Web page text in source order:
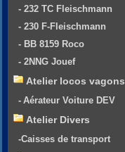
- 232 TC Fleischmann
- 230 F-Fleischmann
- BB 8159 Roco
- 2NNG Jouef
Atelier locos vagons
- Aérateur Voiture DEV
Atelier Divers
-Caisses de transport